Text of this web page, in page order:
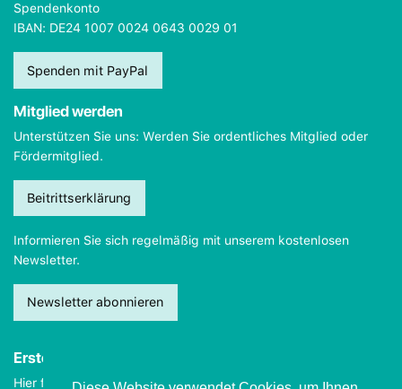
Spendenkonto
IBAN: DE24 1007 0024 0643 0029 01
Spenden mit PayPal
Mitglied werden
Unterstützen Sie uns: Werden Sie ordentliches Mitglied oder
Fördermitglied.
Beitrittserklärung
Informieren Sie sich regelmäßig mit unserem kostenlosen
Newsletter.
Newsletter abonnieren
Erste Hilfe
Hier finden Sie wichtige Informationen, wie Sie sichim Notfall